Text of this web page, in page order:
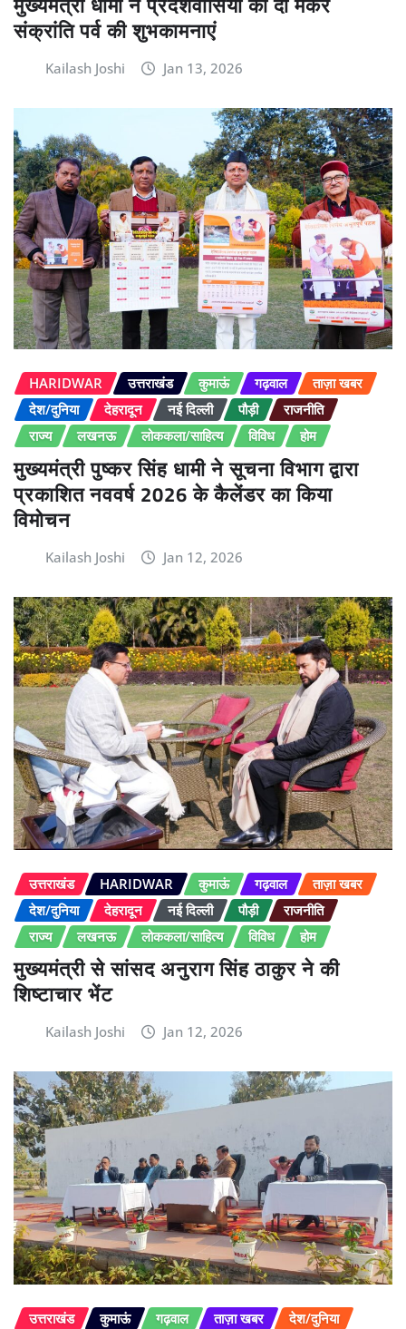
संक्रांति पर्व की शुभकामनाएं
Kailash Joshi Jan 13, 2026
HARIDWAR उत्तराखंड कुमाऊं गढ़वाल
ताज़ा खबर
देश/दुनिया
देहरादून नई दिल्ली पौड़ी
राजनीति
राज्य
लखनऊ लोककला/साहित्य विविध होम
मुख्यमंत्री पुष्कर सिंह धामी ने सूचना विभाग द्वारा
प्रकाशित नववर्ष 2026 के कैलेंडर का किया
विमोचन
Kailash Joshi Jan 12, 2026
उत्तराखंड HARIDWAR कुमाऊं गढ़वाल
ताज़ा खबर
देश/दुनिया
देहरादून नई दिल्ली पौड़ी
राजनीति
राज्य
लखनऊ लोककला/साहित्य विविध होम
मुख्यमंत्री से सांसद अनुराग सिंह ठाकुर ने की
शिष्टाचार भेंट
Kailash Joshi Jan 12, 2026
उत्तराखंड कुमाऊं गढ़वाल ताज़ा खबर
देश/दुनिया